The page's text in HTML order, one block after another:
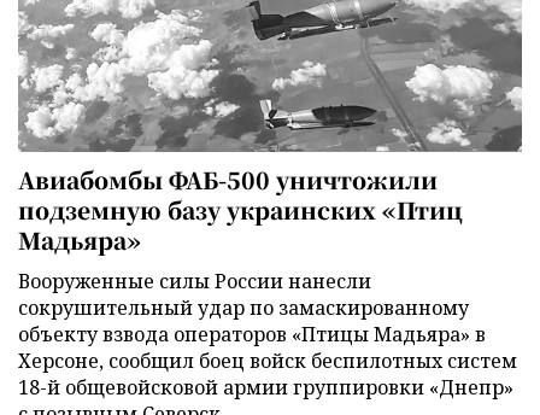
Авиабомбы ФАБ-500 уничтожили
подземную базу украинских «Птиц
Мадьяра»
Вооруженные силы России нанесли
сокрушительный удар по замаскированному
объекту взвода операторов «Птицы Мадьяра» в
Херсоне, сообщил боец войск беспилотных систем
18-й общевойсковой армии группировки «Днепр»